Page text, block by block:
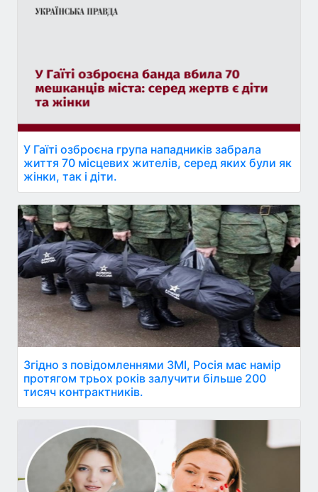
У Гаїті озброєна група нападників забрала
життя 70 місцевих жителів, серед яких були як
жінки, так і діти.
Згідно з повідомленнями ЗМІ, Росія має намір
протягом трьох років залучити більше 200
тисяч контрактників.